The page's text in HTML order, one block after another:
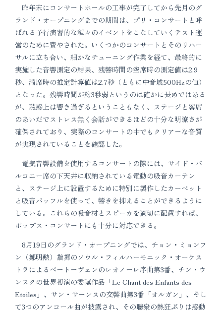
昨年末にコンサートホールの工事が完了してから先月のグ
ランド・オープニングまでの期間は、プリ・コンサートと呼
ばれる予行演習的な種々のイベントをこなしていくテスト運
営のために費やされた。いくつかのコンサートとそのリハー
サルに立ち合い、細かなチューニング作業を経て、最終的に
実施した音響測定の結果、残響時間の空席時の測定値は2.9
秒、満席時の推定計算値は2.7秒（ともに中音域500Hzの値）
となった。残響時間が約3秒弱というのは確かに長めではある
が、聴感上は響き過ぎるということもなく、ステージと客席
のあいだでストレス無く会話ができるほどの十分な明瞭さが
確保されており、実際のコンサートの中でもクリアーな音質
が実現されていることを確認した。
電気音響設備を使用するコンサートの際には、サイド・バ
ルコニー席の下天井に収納されている電動の吸音カーテン
と、ステージ上に設置するために特別に製作したカーペット
と吸音バッフルを使って、響きを抑えることができるように
している。これらの吸音材とスピーカを適切に配置すれば、
ポップス・コンサートにも十分に対応できる。
8月19日のグランド・オープニングでは、チョン・ミョンフ
ン（鄭明勲）指揮のソウル・フィルハーモニック・オーケス
トラによるベートーヴェンのレオノーレ序曲第3番、チン・ウ
ンスクの世界初演の委嘱作品「Le Chant des Enfants des
Etoiles」、サン・サーンスの交響曲第3番「オルガン」、そし
て3つのアンコール曲が披露され、その聴衆の熱狂ぶりは感動